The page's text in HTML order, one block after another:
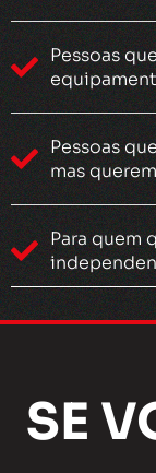
Pessoas
Pessoas
mas
Para quem
SE